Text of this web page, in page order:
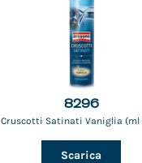
8296
Cruscotti Satinati Vaniglia (ml
Scarica